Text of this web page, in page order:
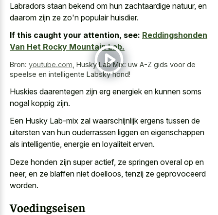
Labradors staan bekend om hun zachtaardige natuur, en
daarom zijn ze zo'n populair huisdier.
If this caught your attention, see: Reddingshonden
Van Het Rocky Mountain Lab.
Bron: youtube.com Husky Lab Mix: uw A-Z gids voor de
speelse en intelligente Labsky hond!
Huskies daarentegen zijn erg energiek en kunnen soms
nogal koppig zijn.
Een Husky Lab-mix zal waarschijnlijk ergens tussen de
uitersten van hun ouderrassen liggen en eigenschappen
als intelligentie, energie en loyaliteit erven.
Deze honden zijn super actief, ze springen overal op en
neer, en ze blaffen niet doelloos, tenzij ze geprovoceerd
worden.
Voedingseisen